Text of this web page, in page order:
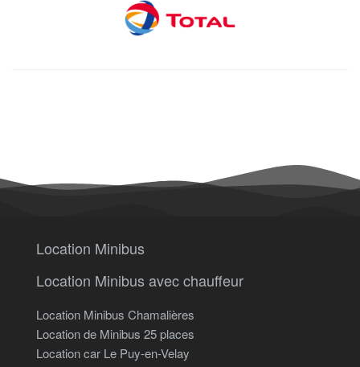
Location Minibus
Location Minibus avec chauffeur
Location Minibus Chamalières
Location de Minibus 25 places
Location car Le Puy-en-Velay